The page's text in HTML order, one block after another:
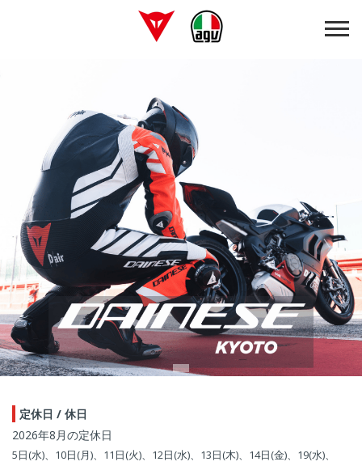
定休日 / 休日
2026年8月の定休日
5日(水)、10日(月)、11日(火)、12日(水)、13日(木)、14日(金)、19(水)、